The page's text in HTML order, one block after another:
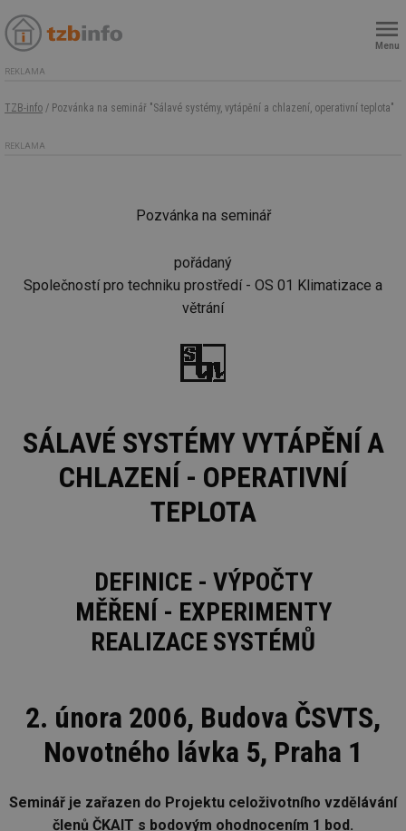
Menu
REKLAMA
TZB-info / Pozvánka na seminář "Sálavé systémy, vytápění a chlazení, operativní teplota"
REKLAMA
Pozvánka na seminář
pořádaný
Společností pro techniku prostředí - OS 01 Klimatizace a
větrání
SÁLAVÉ SYSTÉMY VYTÁPĚNÍ A
CHLAZENÍ - OPERATIVNÍ
TEPLOTA
DEFINICE - VÝPOČTY
MĚŘENÍ - EXPERIMENTY
REALIZACE SYSTÉMŮ
2. února 2006, Budova ČSVTS,
Novotného lávka 5, Praha 1
Seminář je zařazen do Projektu celoživotního vzdělávání
členů ČKAIT s bodovým ohodnocením 1 bod.